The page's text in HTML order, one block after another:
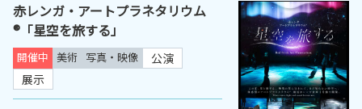
赤レンガ・アートプラネタリウム
®「星空を旅する」
開催中 美術 写真・映像
公演
展示